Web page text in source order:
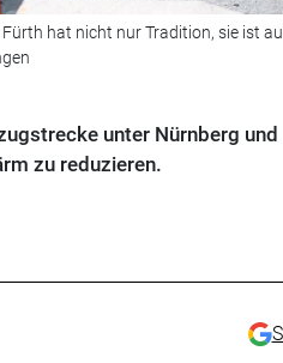
hat nicht nur Tradition, sie ist
unter Nürnberg
zu reduzieren.